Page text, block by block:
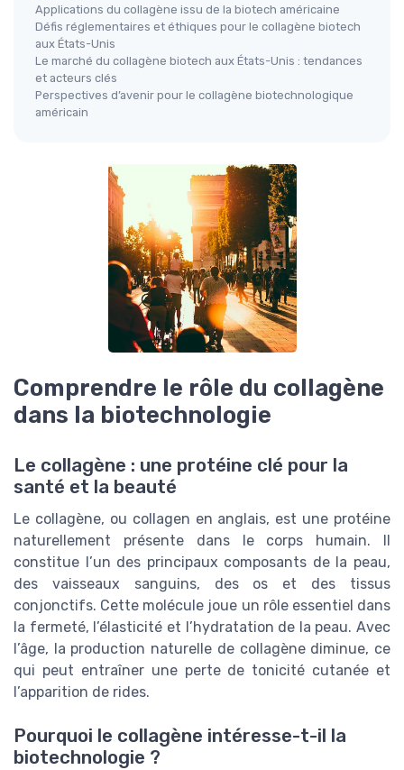
Applications du collagène issu de la biotech américaine
Défis réglementaires et éthiques pour le collagène biotech
aux États-Unis
Le marché du collagène biotech aux États-Unis : tendances
et acteurs clés
Perspectives d’avenir pour le collagène biotechnologique
américain
Comprendre le rôle du collagène
dans la biotechnologie
Le collagène : une protéine clé pour la
santé et la beauté
Le collagène, ou collagen en anglais, est une protéine
naturellement présente dans le corps humain. Il
constitue l’un des principaux composants de la peau,
des vaisseaux sanguins, des os et des tissus
conjonctifs. Cette molécule joue un rôle essentiel dans
la fermeté, l’élasticité et l’hydratation de la peau. Avec
l’âge, la production naturelle de collagène diminue, ce
qui peut entraîner une perte de tonicité cutanée et
l’apparition de rides.
Pourquoi le collagène intéresse-t-il la
biotechnologie ?